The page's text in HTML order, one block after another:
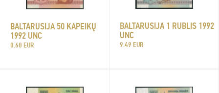
BALTARUSIJA 50 KAPEIKŲ
1992 UNC
0.60 EUR
BALTARUSIJA 1 RUBLIS 1992
UNC
9.49 EUR